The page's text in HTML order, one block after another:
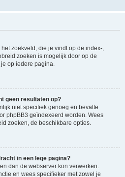
zoekveld, die je vindt op de index-,
zoeken is mogelijk door op de
op iedere pagina.
geen resultaten op?
niet specifiek genoeg en bevatte
phpBB3 geïndexeerd worden. Wees
zoeken, de beschikbare opties.
in een lege pagina?
dan de webserver kon verwerken.
en wees specifieker met zowel je